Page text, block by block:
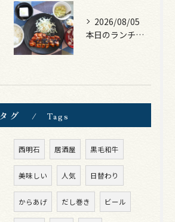
2026/08/05
本日のランチは、ロース豚カツ梅はさみ！
タグ Tags
西明石 居酒屋 黒毛和牛
美味しい 人気 日替わり
からあげ だし巻き ビール